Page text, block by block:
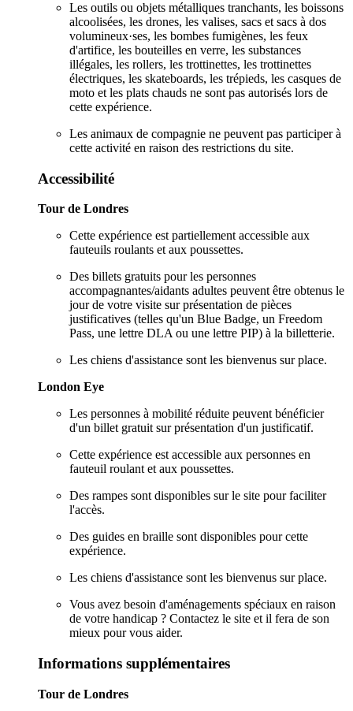
Les outils ou objets métalliques tranchants, les boissons
alcoolisées, les drones, les valises, sacs et sacs à dos
volumineux·ses, les bombes fumigènes, les feux
d'artifice, les bouteilles en verre, les substances
illégales, les rollers, les trottinettes, les trottinettes
électriques, les skateboards, les trépieds, les casques de
moto et les plats chauds ne sont pas autorisés lors de
cette expérience.
Les animaux de compagnie ne peuvent pas participer à
cette activité en raison des restrictions du site.
Accessibilité
Tour de Londres
Cette expérience est partiellement accessible aux
fauteuils roulants et aux poussettes.
Des billets gratuits pour les personnes
accompagnantes/aidants adultes peuvent être obtenus le
jour de votre visite sur présentation de pièces
justificatives (telles qu'un Blue Badge, un Freedom
Pass, une lettre DLA ou une lettre PIP) à la billetterie.
Les chiens d'assistance sont les bienvenus sur place.
London Eye
Les personnes à mobilité réduite peuvent bénéficier
d'un billet gratuit sur présentation d'un justificatif.
Cette expérience est accessible aux personnes en
fauteuil roulant et aux poussettes.
Des rampes sont disponibles sur le site pour faciliter
l'accès.
Des guides en braille sont disponibles pour cette
expérience.
Les chiens d'assistance sont les bienvenus sur place.
Vous avez besoin d'aménagements spéciaux en raison
de votre handicap ? Contactez le site et il fera de son
mieux pour vous aider.
Informations supplémentaires
Tour de Londres